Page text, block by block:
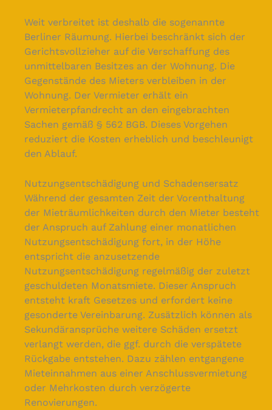
Weit verbreitet ist deshalb die sogenannte
Berliner Räumung. Hierbei beschränkt sich der
Gerichtsvollzieher auf die Verschaffung des
unmittelbaren Besitzes an der Wohnung. Die
Gegenstände des Mieters verbleiben in der
Wohnung. Der Vermieter erhält ein
Vermieterpfandrecht an den eingebrachten
Sachen gemäß § 562 BGB. Dieses Vorgehen
reduziert die Kosten erheblich und beschleunigt
den Ablauf.
Nutzungsentschädigung und Schadensersatz
Während der gesamten Zeit der Vorenthaltung
der Mieträumlichkeiten durch den Mieter besteht
der Anspruch auf Zahlung einer monatlichen
Nutzungsentschädigung fort, in der Höhe
entspricht die anzusetzende
Nutzungsentschädigung regelmäßig der zuletzt
geschuldeten Monatsmiete. Dieser Anspruch
entsteht kraft Gesetzes und erfordert keine
gesonderte Vereinbarung. Zusätzlich können als
Sekundäransprüche weitere Schäden ersetzt
verlangt werden, die ggf. durch die verspätete
Rückgabe entstehen. Dazu zählen entgangene
Mieteinnahmen aus einer Anschlussvermietung
oder Mehrkosten durch verzögerte
Renovierungen.